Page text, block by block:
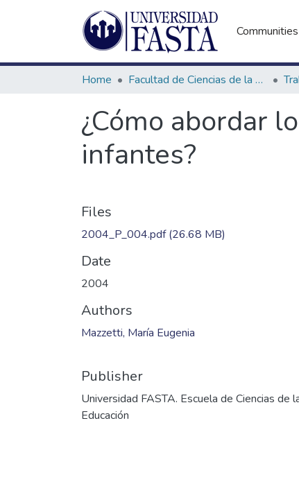
Home Facultad de Ciencias de la Educación
¿Cómo abordar
infantes?
Files
2004_P_004.pdf(26.68 MB)
Authors